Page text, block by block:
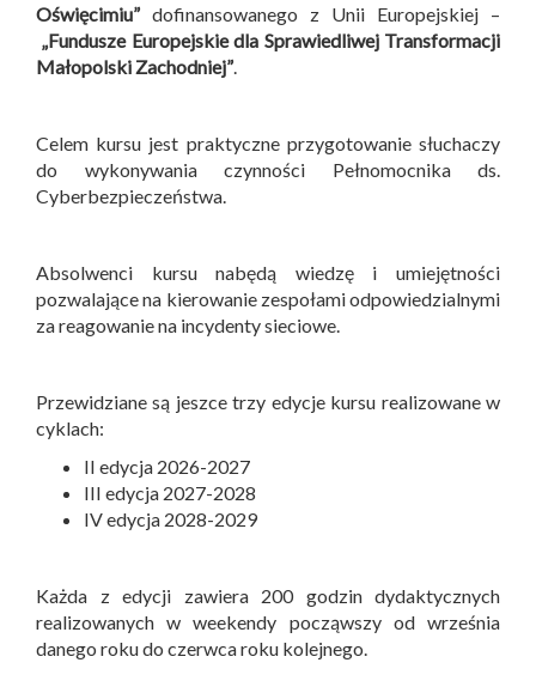
Oświęcimiu”dofinansowanego z Unii Europejskiej –
„Fundusze Europejskie dla Sprawiedliwej Transformacji
Małopolski Zachodniej”.
Celem kursu jest praktyczne przygotowanie słuchaczy
do wykonywania czynności Pełnomocnika ds.
Cyberbezpieczeństwa.
Absolwenci kursu nabędą wiedzę i umiejętności
pozwalające na kierowanie zespołami odpowiedzialnymi
za reagowanie na incydenty sieciowe.
Przewidziane są jeszce trzy edycje kursu realizowane w
cyklach:
II edycja 2026-2027
III edycja 2027-2028
IV edycja 2028-2029
Każda z edycji zawiera 200 godzin dydaktycznych
realizowanych w weekendy począwszy od września
danego roku do czerwca roku kolejnego.